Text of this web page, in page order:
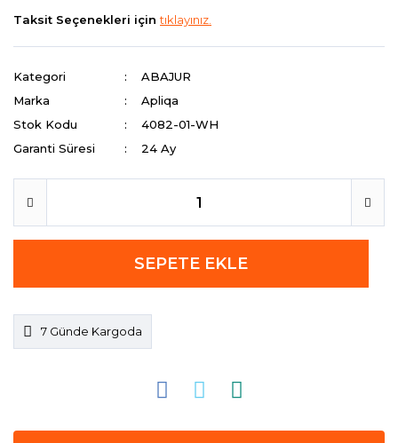
Taksit Seçenekleri içintıklayınız.
Kategori
ABAJUR
Marka
Apliqa
Stok Kodu
4082-01-WH
Garanti Süresi
24 Ay
SEPETE EKLE
7 Günde Kargoda